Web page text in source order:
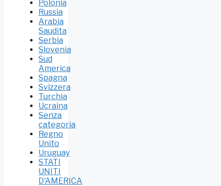
Polonia
Russia
Arabia
Saudita
Serbia
Slovenia
Sud
America
Spagna
Svizzera
Turchia
Ucraina
Senza
categoria
Regno
Unito
Uruguay
STATI
UNITI
D'AMERICA